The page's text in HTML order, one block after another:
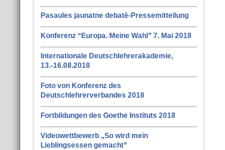
Pasaules jaunatne debatē-Pressemitteilung
Konferenz “Europa. Meine Wahl” 7. Mai 2018
Internationale Deutschlehrerakademie,
13.-16.08.2018
Foto von Konferenz des
Deutschlehrerverbandes 2018
Fortbildungen des Goethe Instituts 2018
Videowettbewerb „So wird mein
Lieblingsessen gemacht”